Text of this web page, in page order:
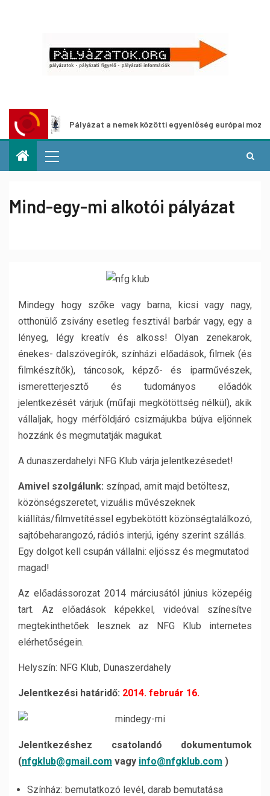
Pályázat a nemek közötti egyenlőség európai
Mind-egy-mi alkotói pályázat
Mindegy hogy szőke vagy barna, kicsi vagy nagy,
otthonülő zsivány esetleg fesztivál barbár vagy, egy a
lényeg, légy kreatív és alkoss! Olyan zenekarok,
énekes- dalszövegírók, színházi előadások, filmek (és
filmkészítők), táncosok, képző- és iparművészek,
ismeretterjesztő és tudományos előadók
jelentkezését várjuk (műfaji megkötöttség nélkül), akik
vállaljak, hogy mérföldjáró csizmájukba bújva eljönnek
hozzánk és megmutatják magukat.
A dunaszerdahelyi NFG Klub várja jelentkezésedet!
Amivel szolgálunk: színpad, amit majd betöltesz,
közönségszeretet, vizuális művészeknek
kiállítás/filmvetítéssel egybekötött közönségtalálkozó,
sajtóbeharangozó, rádiós interjú, igény szerint szállás.
Egy dolgot kell csupán vállalni: eljössz és megmutatod
magad!
Az előadássorozat 2014 márciusától június közepéig
tart. Az előadások képekkel, videóval színesítve
megtekinthetőek lesznek az NFG Klub internetes
elérhetőségein.
Helyszín: NFG Klub, Dunaszerdahely
Jelentkezési határidő: 2014. február 16.
Jelentkezéshez csatolandó dokumentumok
(nfgklub@gmail.com vagy info@nfgklub.com )
Színház: bemutatkozó levél, darab bemutatása